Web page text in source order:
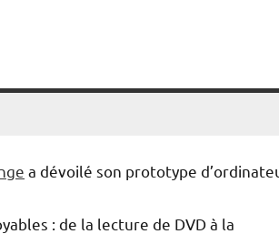
a dévoilé son prototype
: de la lecture de DVD à la